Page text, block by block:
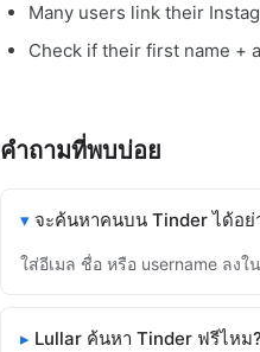
Many users link their
Check if their first name +
คำถามที่พบบ่อย
จะค้นหาคนบน Tinder ได้อย่
ใส่อีเมล ชื่อ หรือ username ลง
Lullar ค้นหา Tinder ฟรีไหม?